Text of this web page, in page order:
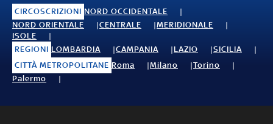
CIRCOSCRIZIONI NORD OCCIDENTALE
NORD ORIENTALE
CENTRALE
MERIDIONALE
ISOLE
REGIONI LOMBARDIA CAMPANIA LAZIO
SICILIA
CITTÀ METROPOLITANE Roma Milano
Torino
Palermo